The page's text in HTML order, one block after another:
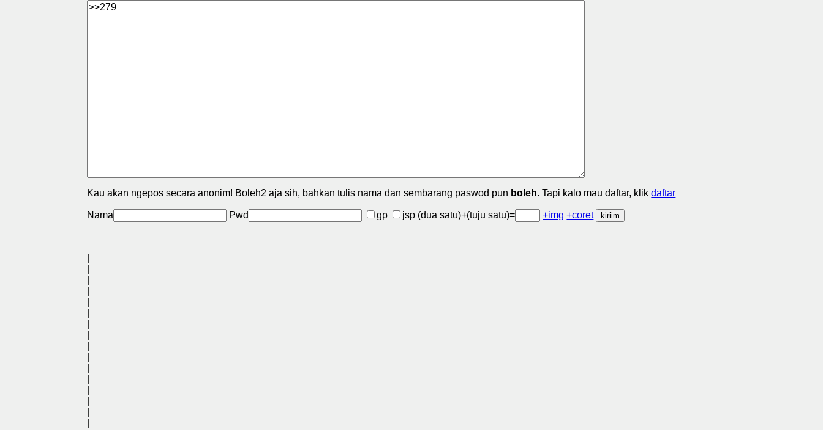
Kau akan ngepos secara anonim! Boleh2 aja sih, bahkan tulis nama dan sembarang paswod pun boleh. Tapi kalo mau daftar, klikdaftar
Nama Pwd gp jsp (dua satu)+(tuju satu)= +img +coret